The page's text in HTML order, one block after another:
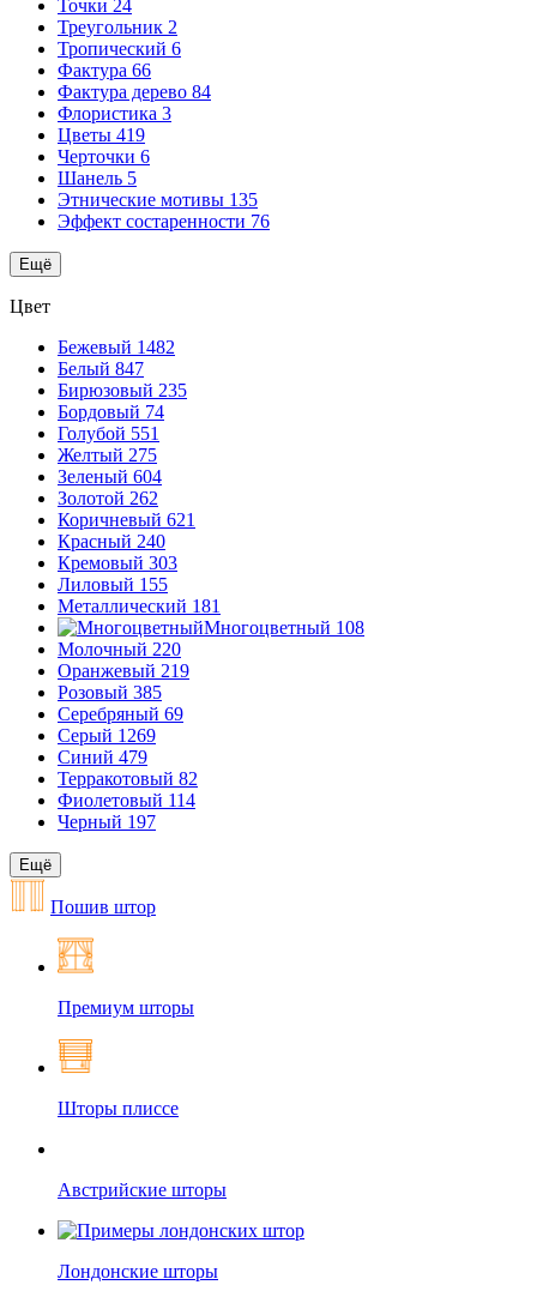
Точки 24
Треугольник 2
Тропический 6
Фактура 66
Фактура дерево 84
Флористика 3
Цветы 419
Черточки 6
Шанель 5
Этнические мотивы 135
Эффект состаренности 76
Ещё
Цвет
Бежевый 1482
Белый 847
Бирюзовый 235
Бордовый 74
Голубой 551
Желтый 275
Зеленый 604
Золотой 262
Коричневый 621
Красный 240
Кремовый 303
Лиловый 155
Металлический 181
Многоцветный 108
Молочный 220
Оранжевый 219
Розовый 385
Серебряный 69
Серый 1269
Синий 479
Терракотовый 82
Фиолетовый 114
Черный 197
Ещё
Пошив штор
Премиум шторы
Шторы плиссе
Австрийские шторы
Лондонские шторы